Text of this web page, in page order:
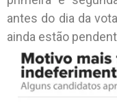
antes do dia da
ainda estão